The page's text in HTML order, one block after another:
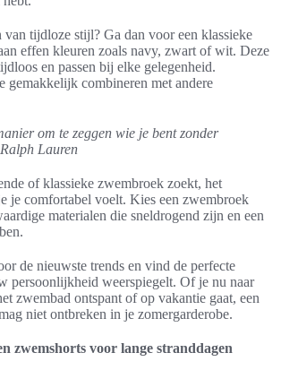
van tijdloze stijl? Ga dan voor een klassieke
effen kleuren zoals navy, zwart of wit. Deze
en passen bij elke gelegenheid.
gemakkelijk combineren met andere
om te zeggen wie je bent zonder
Lauren
of klassieke zwembroek zoekt, het
je comfortabel voelt. Kies een zwembroek
materialen die sneldrogend zijn en een
de nieuwste trends en vind de perfecte
persoonlijkheid weerspiegelt. Of je nu naar
zwembad ontspant of op vakantie gaat, een
niet ontbreken in je zomergarderobe.
zwemshorts voor lange stranddagen